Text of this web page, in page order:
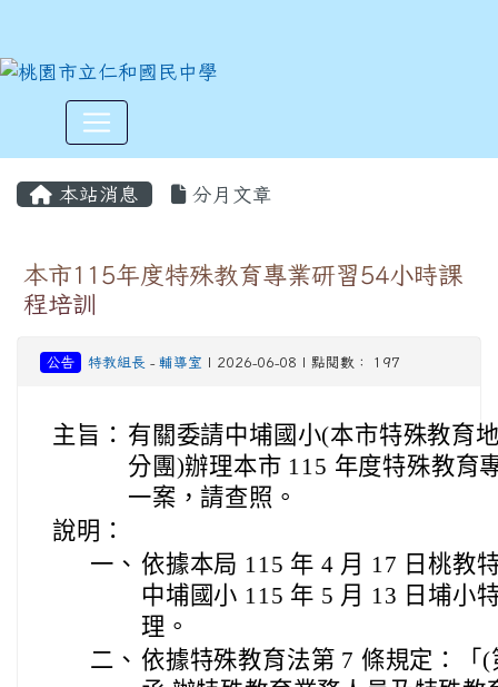
本站消息 分月文章
本市115年度特殊教育專業研習54小時課
程培訓
公告 特教組長 - 輔導室 | 2026-06-08 | 點閱數： 197
主旨： 有關委請中埔國小(本市特殊教育
分團)辦理本市 115 年度特殊教育
一案，請查照。
說明：
一、 依據本局 115 年 4 月 17 日桃教
中埔國小 115 年 5 月 13 日埔小
理。
二、 依據特殊教育法第 7 條規定：「